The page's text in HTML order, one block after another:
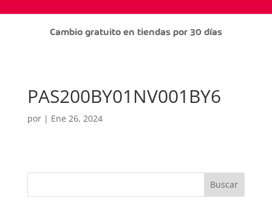
Cambio gratuito en tiendas por 30 días
PAS200BY01NV001BY6
por | Ene 26, 2024